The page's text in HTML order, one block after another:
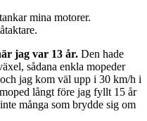
mina motorer.
jag var 13 år. Den hade
sådana enkla mopeder
jag kom väl upp i 30 km/h i
långt före jag fyllt 15 år
många som brydde sig om